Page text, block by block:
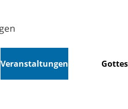
Veranstaltungen